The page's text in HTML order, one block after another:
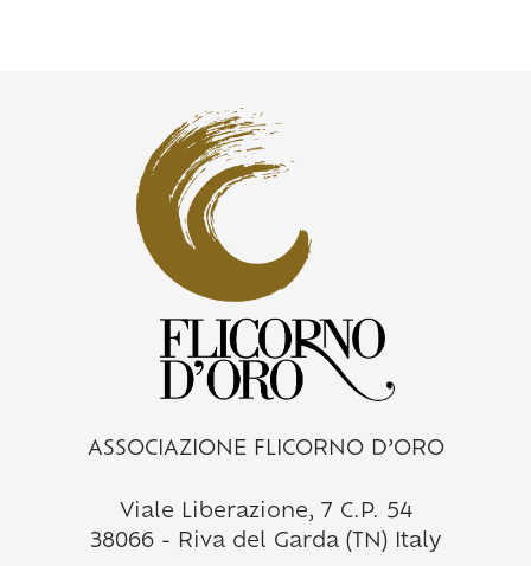
ASSOCIAZIONE FLICORNO D’ORO
Viale Liberazione, 7 C.P. 54
38066 - Riva del Garda (TN) Italy